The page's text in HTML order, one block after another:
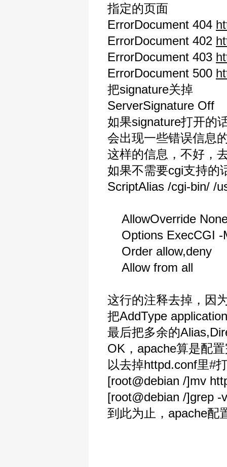
指定的页面
ErrorDocument 404
ErrorDocument 402
ErrorDocument 403
ErrorDocument 500
把signature关掉
ServerSignature Off
如果signature打开的
会出现一些错误信息
这样的信息，不好，
如果不需要cgi支持的
ScriptAlias /cgi-bin/ /
AllowOverride
Options ExecCGI -
Order allow,deny
Allow from all
这行的注释去掉，因
把AddType
最后把多余的
OK，apache算是配
以去掉httpd.conf里#
[root@debian /]mv
[root@debian /]grep
到此为止，apache配